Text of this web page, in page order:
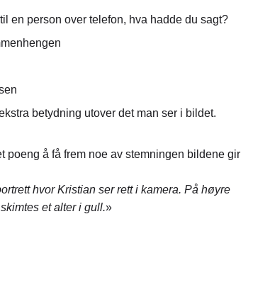
en person over telefon, hva hadde du sagt?
betydning utover det man ser i bildet.
poeng å få frem noe av stemningen bildene gir
hvor Kristian ser rett i kamera. På høyre
et alter i gull.»